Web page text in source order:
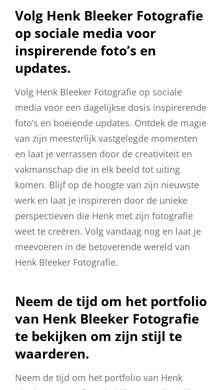
Volg Henk Bleeker Fotografie
op sociale media voor
inspirerende foto’s en
updates.
Volg Henk Bleeker Fotografie op sociale
media voor een dagelijkse dosis inspirerende
foto’s en boeiende updates. Ontdek de magie
van zijn meesterlijk vastgelegde momenten
en laat je verrassen door de creativiteit en
vakmanschap die in elk beeld tot uiting
komen. Blijf op de hoogte van zijn nieuwste
werk en laat je inspireren door de unieke
perspectieven die Henk met zijn fotografie
weet te creëren. Volg vandaag nog en laat je
meevoeren in de betoverende wereld van
Henk Bleeker Fotografie.
Neem de tijd om het portfolio
van Henk Bleeker Fotografie
te bekijken om zijn stijl te
waarderen.
Neem de tijd om het portfolio van Henk